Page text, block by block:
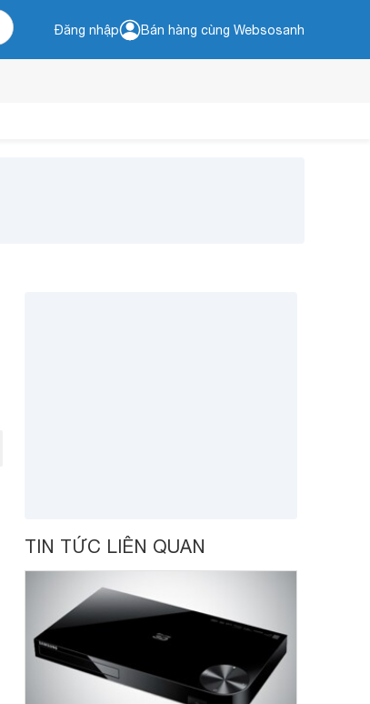
Đăng nhập Bán hàng cùng Websosanh
TIN TỨC LIÊN QUAN